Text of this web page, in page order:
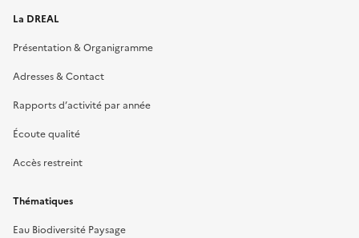
La DREAL
Présentation & Organigramme
Adresses & Contact
Rapports d’activité par année
Écoute qualité
Accès restreint
Thématiques
Eau Biodiversité Paysage